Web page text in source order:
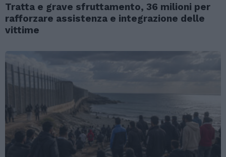
Tratta e grave sfruttamento, 36 milioni per
rafforzare assistenza e integrazione delle
vittime